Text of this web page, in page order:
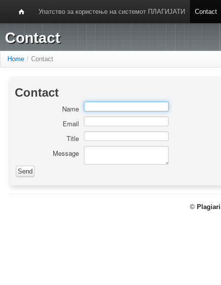
Упатство за користење на системот ПЛАГИЈАТИ Contact
Contact
Home / Contact
Contact
Name
Email
Title
Message
©